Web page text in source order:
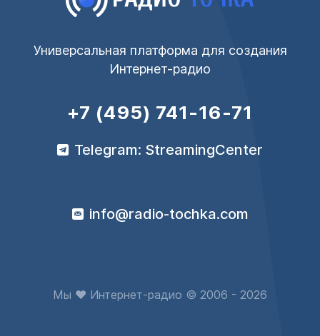
Универсальная платформа для создания
Интернет-радио
+7 (495) 741-16-71
Telegram: StreamingCenter
info@radio-tochka.com
Мы ♥ Интернет-радио © 2006 - 2026